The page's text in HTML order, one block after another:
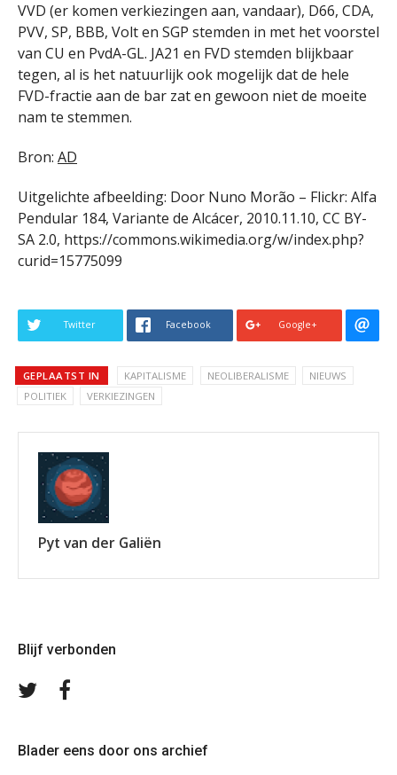
VVD (er komen verkiezingen aan, vandaar), D66, CDA,
PVV, SP, BBB, Volt en SGP stemden in met het voorstel
van CU en PvdA-GL. JA21 en FVD stemden blijkbaar
tegen, al is het natuurlijk ook mogelijk dat de hele
FVD-fractie aan de bar zat en gewoon niet de moeite
nam te stemmen.
Bron: AD
Uitgelichte afbeelding: Door Nuno Morão – Flickr: Alfa
Pendular 184, Variante de Alcácer, 2010.11.10, CC BY-
SA 2.0, https://commons.wikimedia.org/w/index.php?
curid=15775099
Twitter Facebook Google+
GEPLAATST IN KAPITALISME NEOLIBERALISME
NIEUWS
POLITIEK
VERKIEZINGEN
Pyt van der Galiën
Blijf verbonden
Volg
Blader eens door ons archief